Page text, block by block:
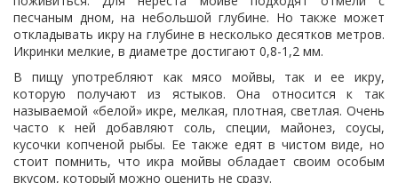
песчаным дном, на небольшой глубине. Но также может
откладывать икру на глубине в несколько десятков метров.
Икринки мелкие, в диаметре достигают 0,8-1,2 мм.
В пищу употребляют как мясо мойвы, так и ее икру,
которую получают из ястыков. Она относится к так
называемой «белой» икре, мелкая, плотная, светлая. Очень
часто к ней добавляют соль, специи, майонез, соусы,
кусочки копченой рыбы. Ее также едят в чистом виде, но
стоит помнить, что икра мойвы обладает своим особым
вкусом, который можно оценить не сразу.